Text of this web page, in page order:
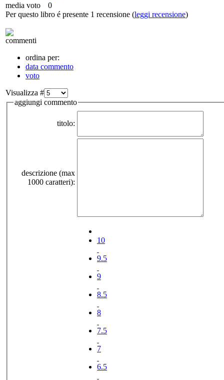
media voto
0
Per questo libro é presente 1 recensione (leggi recensione)
commenti
ordina per:
data commento
voto
Visualizza #
aggiungi commento
titolo:
descrizione (max
1000 caratteri):
10
9.5
9
8.5
8
7.5
7
6.5